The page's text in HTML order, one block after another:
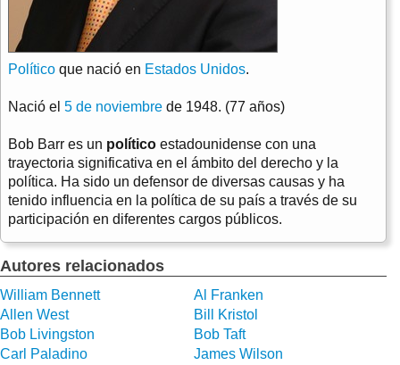
Político que nació en Estados Unidos.
Nació el 5 de noviembre de 1948. (77 años)
Bob Barr es un político estadounidense con una
trayectoria significativa en el ámbito del derecho y la
política. Ha sido un defensor de diversas causas y ha
tenido influencia en la política de su país a través de su
participación en diferentes cargos públicos.
Autores relacionados
William Bennett
Al Franken
Allen West
Bill Kristol
Bob Livingston
Bob Taft
Carl Paladino
James Wilson